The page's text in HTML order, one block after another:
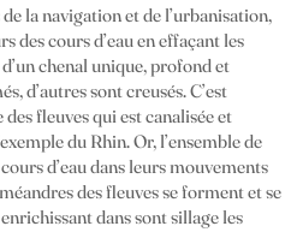
la navigation et de l’urbanisation,
des cours d’eau en effaçant les
chenal unique, profond et
d’autres sont creusés. C’est
fleuves qui est canalisée et
du Rhin. Or, l’ensemble de
d’eau dans leurs mouvements
des fleuves se forment et se
dans sont sillage les